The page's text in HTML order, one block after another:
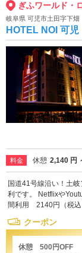
ぎふワールド・
岐阜県 可児市土田字下畑
HOTEL NOI 可児
料金 休憩 2,140 円
国道41号線沿い！土
利です。 Netflixや
間利用 2140円（税
クーポン
休憩 500円OFF